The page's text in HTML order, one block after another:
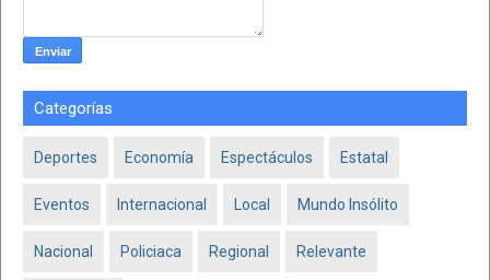
Categorías
Deportes Economía Espectáculos Estatal
Eventos Internacional Local Mundo Insólito
Nacional Policiaca Regional Relevante